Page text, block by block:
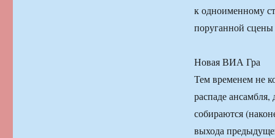
к одноименному
поруганной сцены
Новая ВИА Гра
Тем временем не
распаде
собираются
выхода